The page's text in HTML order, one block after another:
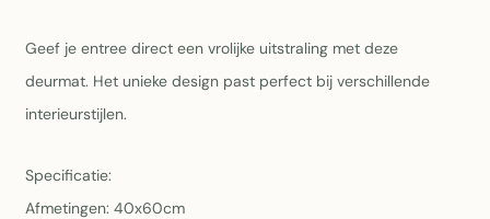
Geef je entree direct een vrolijke uitstraling met deze
deurmat. Het unieke design past perfect bij verschillende
interieurstijlen.
Specificatie:
Afmetingen: 40x60cm